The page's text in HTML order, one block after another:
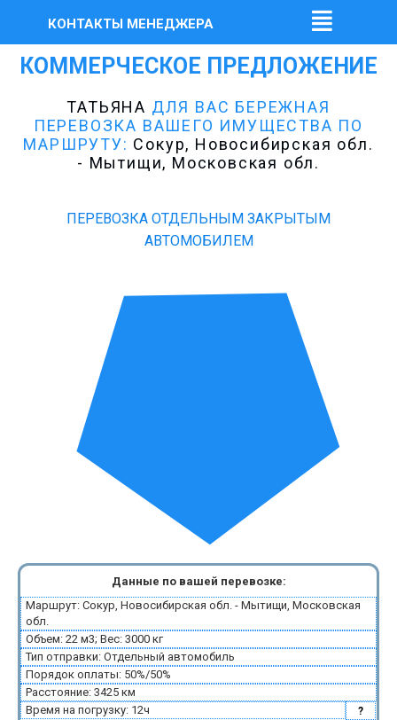
КОНТАКТЫ МЕНЕДЖЕРА
КОММЕРЧЕСКОЕ ПРЕДЛОЖЕНИЕ
ТАТЬЯНА ДЛЯ ВАС БЕРЕЖНАЯ
ПЕРЕВОЗКА ВАШЕГО ИМУЩЕСТВА ПО
МАРШРУТУ: Сокур, Новосибирская обл.
- Мытищи, Московская обл.
ПЕРЕВОЗКА ОТДЕЛЬНЫМ ЗАКРЫТЫМ
АВТОМОБИЛЕМ
Данные по вашей перевозке:
Маршрут: Сокур, Новосибирская обл. - Мытищи, Московская
обл.
Объем: 22 м3; Вес: 3000 кг
Тип отправки: Отдельный автомобиль
Порядок оплаты: 50%/50%
Расстояние: 3425 км
Время на погрузку: 12ч
?